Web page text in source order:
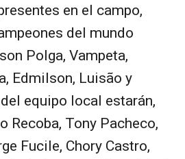
en el campo,
del mundo
Polga, Vampeta,
Edmilson, Luisão y
equipo local estarán,
Recoba, Tony Pacheco,
Fucile, Chory Castro,